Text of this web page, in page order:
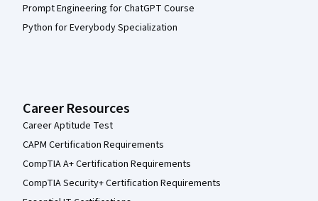
Prompt Engineering for ChatGPT Course
Python for Everybody Specialization
Career Resources
Career Aptitude Test
CAPM Certification Requirements
CompTIA A+ Certification Requirements
CompTIA Security+ Certification Requirements